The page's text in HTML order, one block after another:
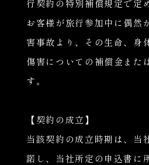
行契約の特別補償規定で定
お客様が旅行参加中に偶然
害事故より、その生命、身
傷害についての補償金また
す。
【契約の成立】
当該契約の成立時期は、当
諾し、当社所定の申込書に